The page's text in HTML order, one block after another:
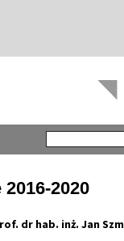
2020
dr hab. inż. Jan